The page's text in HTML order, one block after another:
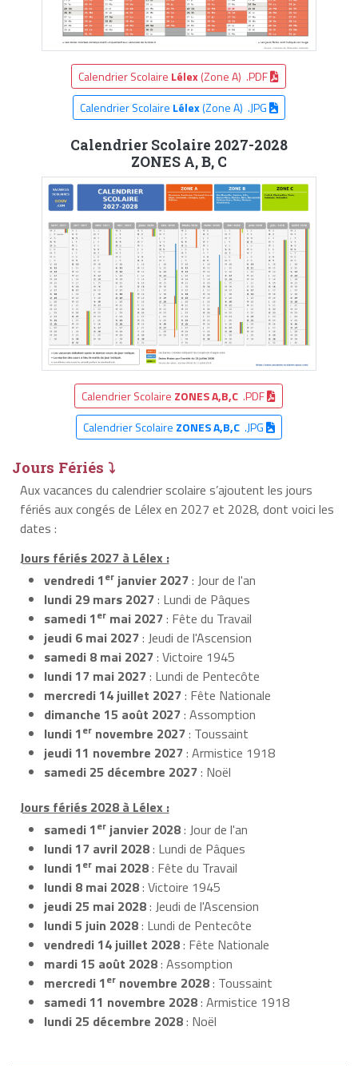
Calendrier Scolaire Lélex(Zone A) .PDF
Calendrier Scolaire Lélex(Zone A) .JPG
Calendrier Scolaire 2027-2028
ZONES A, B, C
Calendrier Scolaire ZONES A,B,C .PDF
Calendrier Scolaire ZONES A,B,C.JPG
Jours Fériés ⤵
Aux vacances du calendrier scolaire s’ajoutent les jours
fériés aux congés de Lélex en 2027 et 2028, dont voici les
dates :
Jours fériés 2027 à Lélex :
vendredi 1er janvier 2027: Jour de l'an
lundi 29 mars 2027: Lundi de Pâques
samedi 1er mai 2027: Fête du Travail
jeudi 6 mai 2027: Jeudi de l'Ascension
samedi 8 mai 2027: Victoire 1945
lundi 17 mai 2027: Lundi de Pentecôte
mercredi 14 juillet 2027: Fête Nationale
dimanche 15 août 2027: Assomption
lundi 1er novembre 2027: Toussaint
jeudi 11 novembre 2027: Armistice 1918
samedi 25 décembre 2027: Noël
Jours fériés 2028 à Lélex :
samedi 1er janvier 2028: Jour de l'an
lundi 17 avril 2028: Lundi de Pâques
lundi 1er mai 2028: Fête du Travail
lundi 8 mai 2028: Victoire 1945
jeudi 25 mai 2028: Jeudi de l'Ascension
lundi 5 juin 2028: Lundi de Pentecôte
vendredi 14 juillet 2028: Fête Nationale
mardi 15 août 2028: Assomption
mercredi 1er novembre 2028: Toussaint
samedi 11 novembre 2028: Armistice 1918
lundi 25 décembre 2028: Noël